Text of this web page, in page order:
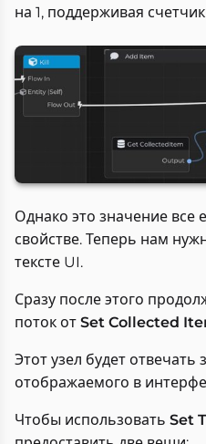
на 1, поддерживая
Однако это значение все
свойстве. Теперь нам
тексте UI.
Сразу после этого
поток от Set Collected
Этот узел будет отвечать
отображаемого в
Чтобы использовать Set